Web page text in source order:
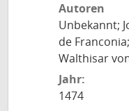
Autoren
Unbekannt;
de
Walthisar
Jahr:
1474